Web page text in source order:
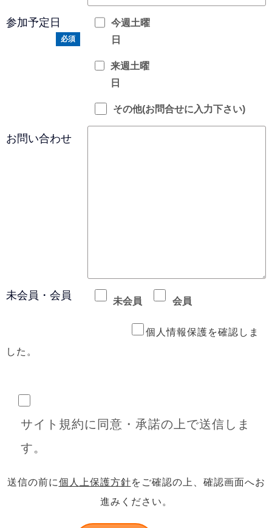
参加予定日
必須
今週土曜
日
来週土曜
日
その他(お問合せに入力下さい)
お問い合わせ
未会員・会員 未会員 会員
個人情報保護を確認しま
した。
サイト規約に同意・承諾の上で送信しま
す。
送信の前に個人上保護方針をご確認の上、確認画面へお
進みください。